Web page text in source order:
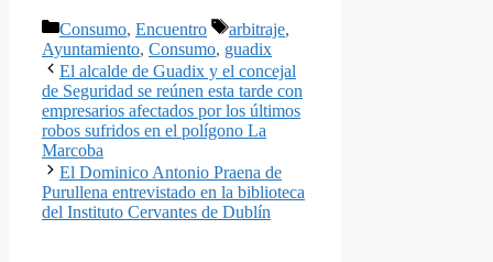
Categorías
Consumo, Encuentro Etiquetas
arbitraje,
Ayuntamiento, Consumo, guadix
El alcalde de Guadix y el concejal
de Seguridad se reúnen esta tarde con
empresarios afectados por los últimos
robos sufridos en el polígono La
Marcoba
El Dominico Antonio Praena de
Purullena entrevistado en la biblioteca
del Instituto Cervantes de Dublín